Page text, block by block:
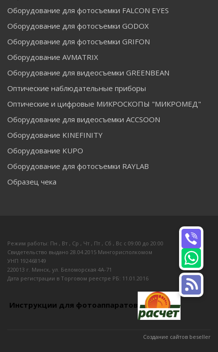
Оборудование для фотосъемки FALCON EYES
Оборудование для фотосъемки GODOX
Оборудование для фотосъемки GRIFON
Оборудование AVMATRIX
Оборудование для видеосъемки GREENBEAN
Оптические наблюдательные приборы
Оптические и цифровые МИКРОСКОПЫ "МИКРОМЕД"
Оборудование для видеосъемки ACCSOON
Оборудование KINEFINITY
Оборудование KUPO
Оборудование для фотосъемки RAYLAB
Образец чека
Режим работы: Пн , Вт , Ср , Чт , Пт , Сб , Вс c 09:00 до 20:00
Свидетельство выдано 28.04.2015 Мингорисполкомом
УНП 192468149
220013 г. Минск, ул. Беломорская 4А-71
Дата регистрации в Торговом реестре РБ: 11.01.2016
Инструкции для фотоаппаратов
Создание сайтов beseller